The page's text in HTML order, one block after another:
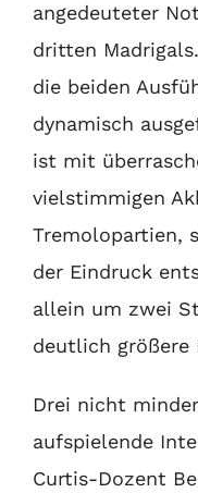
angedeuteter
dritten
die beiden
dynamisch
ist mit
vielstimmigen
Tremolopartien,
der Eindruck
allein um zwei
deutlich größere
Drei nicht
aufspielende
Curtis-Dozent